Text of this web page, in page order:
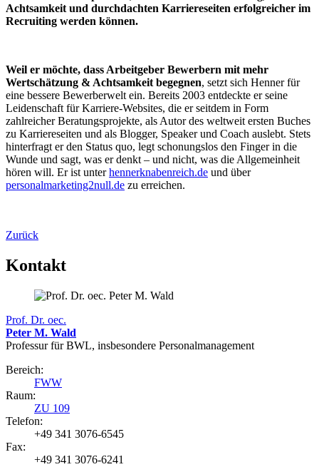
Achtsamkeit und durchdachten Karriereseiten erfolgreicher im
Recruiting werden können.
Weil er möchte, dass Arbeitgeber Bewerbern mit mehr
Wertschätzung & Achtsamkeit begegnen, setzt sich Henner für
eine bessere Bewerberwelt ein. Bereits 2003 entdeckte er seine
Leidenschaft für Karriere-Websites, die er seitdem in Form
zahlreicher Beratungsprojekte, als Autor des weltweit ersten Buches
zu Karriereseiten und als Blogger, Speaker und Coach auslebt. Stets
hinterfragt er den Status quo, legt schonungslos den Finger in die
Wunde und sagt, was er denkt – und nicht, was die Allgemeinheit
hören will. Er ist unterhennerknabenreich.de und über
personalmarketing2null.de zu erreichen.
Zurück
Kontakt
Prof. Dr. oec.
Peter M. Wald
Professur für BWL, insbesondere Personalmanagement
Bereich:
FWW
Raum:
ZU 109
Telefon:
+49 341 3076-6545
Fax:
+49 341 3076-6241